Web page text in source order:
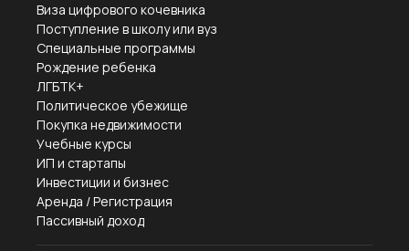
Виза цифрового кочевника
Поступление в школу или вуз
Специальные программы
Рождение ребенка
ЛГБТК+
Политическое убежище
Покупка недвижимости
Учебные курсы
ИП и стартапы
Инвестиции и бизнес
Аренда / Регистрация
Пассивный доход